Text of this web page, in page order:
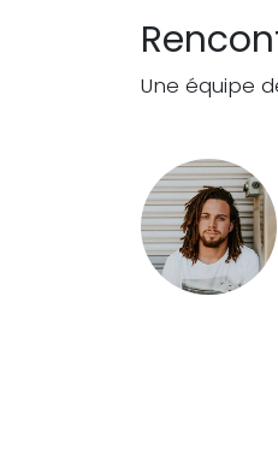
Une équipe